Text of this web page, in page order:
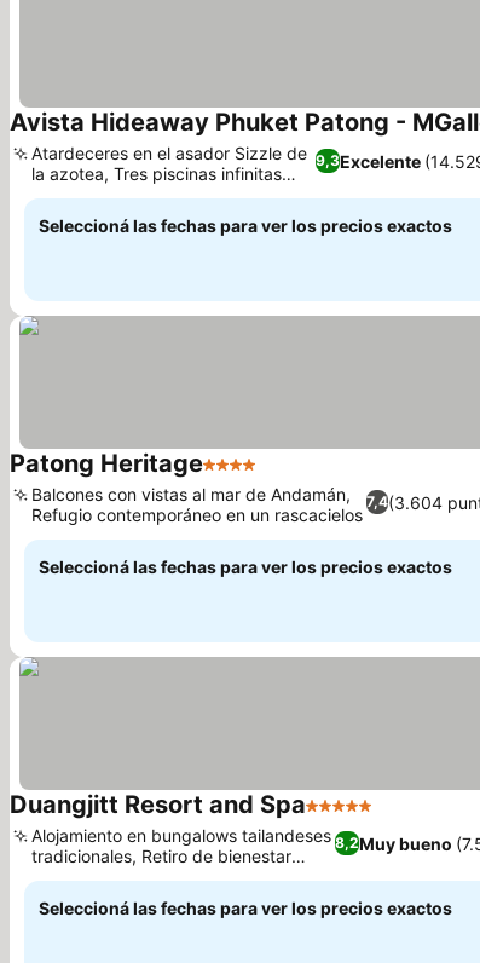
Avista Hideaway Phuket Patong -
9,3Excelente
Atardeceres en el asador Sizzle de
la azotea, Tres piscinas infinitas
distintas
Seleccioná las fechas para ver los precios exactos
Patong Heritage4 Estrellas
7,4(3.604
Balcones con vistas al mar de Andamán,
Refugio contemporáneo en un rascacielos
Seleccioná las fechas para ver los precios exactos
Duangjitt Resort and Spa5 Estrellas
8,2Muy bueno
Alojamiento en bungalows tailandeses
tradicionales, Retiro de bienestar
Wimarn Spa
Seleccioná las fechas para ver los precios exactos